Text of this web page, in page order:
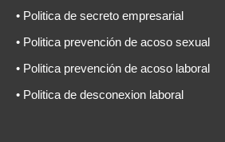
• Politica de secreto empresarial
• Politica prevención de acoso sexual
• Politica prevención de acoso laboral
• Politica de desconexion laboral